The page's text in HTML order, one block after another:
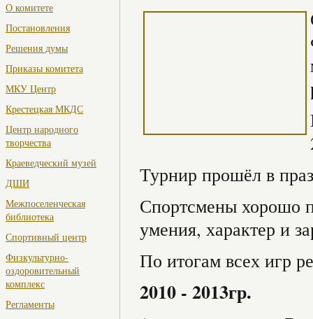
О комитете
Постановления
Решения думы
Приказы комитета
МКУ Центр
Крестецкая МКДС
Центр народного
творчества
Краеведческий музей
ДШИ
Межпоселенческая
библиотека
Спортивный центр
Физкультурно-
оздоровительный
комплекс
Регламенты
Турнир прошёл в
Спортсмены хорошо
умения, характер и
По итогам всех игр
2010 - 2013гр.